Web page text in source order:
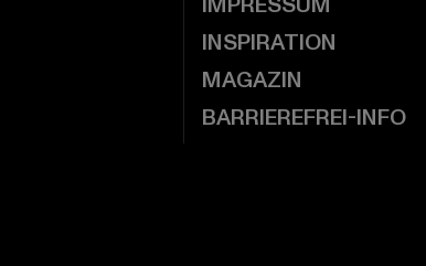
INSPIRATION
MAGAZIN
BARRIEREFREI-INFO